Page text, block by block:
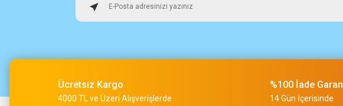
Osman Alper | 15/05/2026
Müşteri iletişimi kusursuz birde ürün siparişini veriyoruz teslimi 24 saat sürmüyor
Ücretsiz Kargo
4000 TL ve Üzeri Alışverişlerde
%100 İade
14 Gün İçerisinde